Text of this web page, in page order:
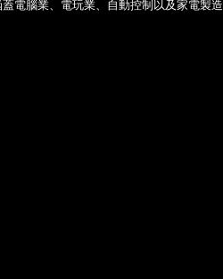
電腦業、電玩業、自動控制以及家電製造